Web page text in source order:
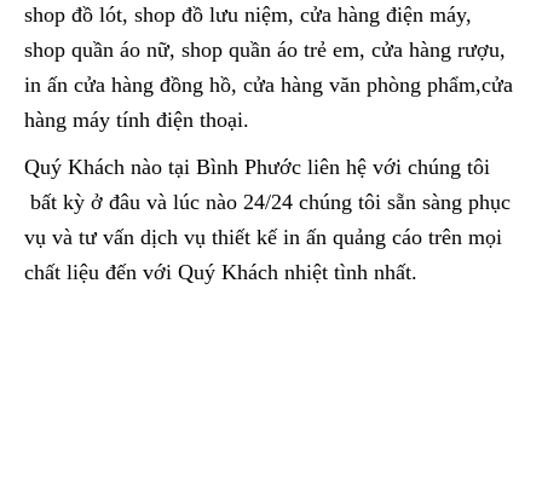
shop đồ lót, shop đồ lưu niệm, cửa hàng điện máy,
shop quần áo nữ, shop quần áo trẻ em, cửa hàng rượu,
in ấn cửa hàng đồng hồ, cửa hàng văn phòng phẩm,cửa
hàng máy tính điện thoại.
Quý Khách nào tại Bình Phước liên hệ với chúng tôi
bất kỳ ở đâu và lúc nào 24/24 chúng tôi sẵn sàng phục
vụ và tư vấn dịch vụ thiết kế in ấn quảng cáo trên mọi
chất liệu đến với Quý Khách nhiệt tình nhất.